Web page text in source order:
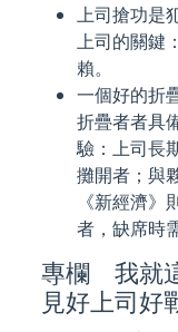
上司搶功是
上司的關鍵
賴。
一個好的折
折疊者者具
驗：上司長
攤開者；與
《新經濟
者，缺席時
專欄 我就
見好上司好